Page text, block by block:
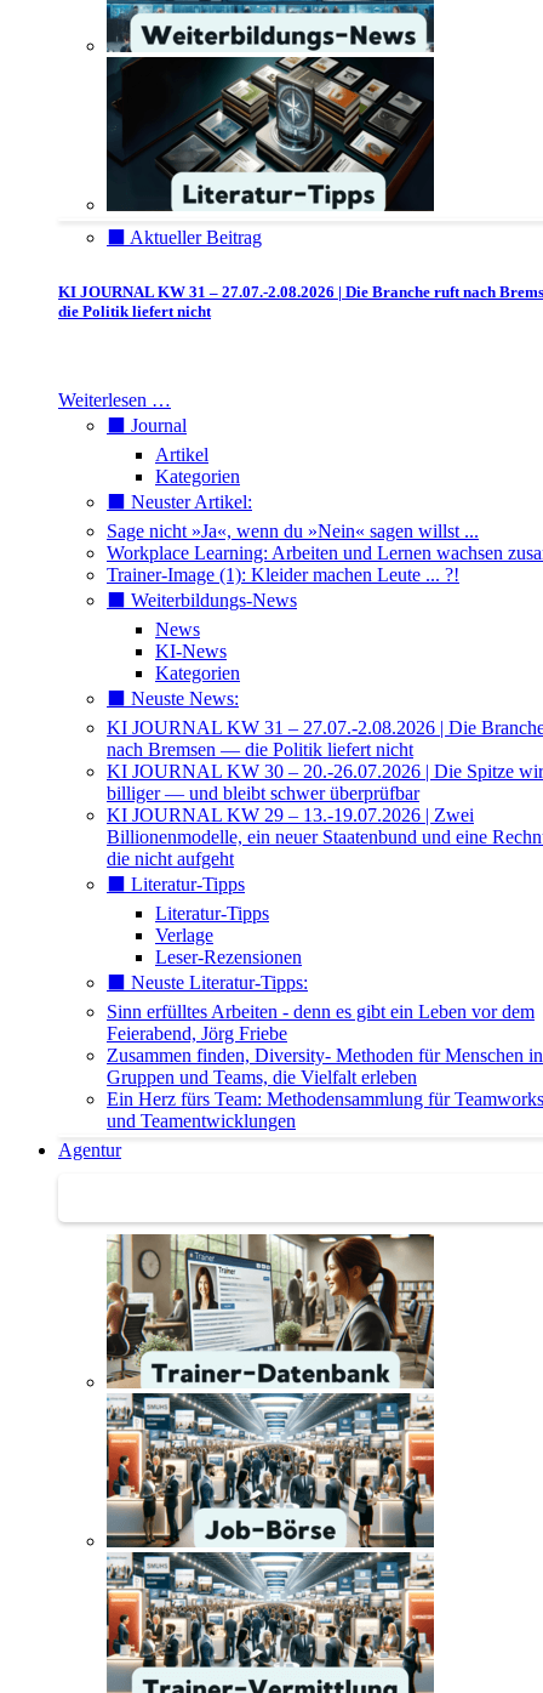
⬛️ Aktueller Beitrag
KI JOURNAL KW 31 – 27.07.-2.08.2026 | Die Branche ruft nach
die Politik liefert nicht
Weiterlesen …
⬛️ Journal
Artikel
Kategorien
⬛️ Neuster Artikel:
Sage nicht »Ja«, wenn du »Nein« sagen willst ...
Workplace Learning: Arbeiten und Lernen wachsen
Trainer-Image (1): Kleider machen Leute ... ?!
⬛️ Weiterbildungs-News
News
KI-News
Kategorien
⬛️ Neuste News:
KI JOURNAL KW 31 – 27.07.-2.08.2026 | Die
nach Bremsen — die Politik liefert nicht
KI JOURNAL KW 30 – 20.-26.07.2026 | Die Spitze
billiger — und bleibt schwer überprüfbar
KI JOURNAL KW 29 – 13.-19.07.2026 | Zwei
Billionenmodelle, ein neuer Staatenbund und eine
die nicht aufgeht
⬛️ Literatur-Tipps
Literatur-Tipps
Verlage
Leser-Rezensionen
⬛️ Neuste Literatur-Tipps:
Sinn erfülltes Arbeiten - denn es gibt ein Leben vor dem
Feierabend, Jörg Friebe
Zusammen finden, Diversity- Methoden für Menschen in
Gruppen und Teams, die Vielfalt erleben
Ein Herz fürs Team: Methodensammlung für
und Teamentwicklungen
Agentur